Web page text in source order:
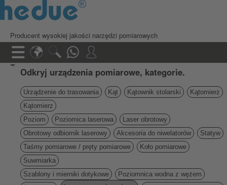
Producent wysokiej jakości narzędzi pomiarowych
Odkryj urządzenia pomiarowe, kategorie.
Urządzenie do trasowania Kąt Kątownik stolarski
Kątomierz
Kątomierz
Poziom
Poziomica laserowa
Laser obrotowy
Obrotowy odbiornik laserowy
Akcesoria do niwelatorów
Statyw
Taśmy pomiarowe / pręty pomiarowe
Koło pomiarowe
Suwmiarka
Szablony i mierniki dotykowe
Poziomnica wodna z wężem